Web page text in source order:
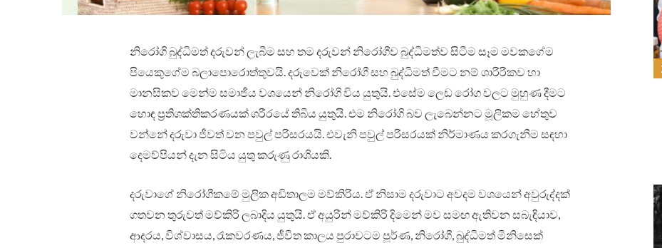
නිරෝගි බුද්ධිමත් දරුවන් ලැබීම සහ තම දරුවන් නිරෝගීව බුද්ධිමත්ව සිටීම සෑම මවකගේම
පියෙකුගේම බලාපොරොත්තුවයි. දරුවෙක් නිරෝගී සහ බුද්ධිමත් වීමට නම් ශාරිරිකව හා
මානසිකව මෙන්ම සමාජීය වශයෙන් නිරෝගි විය යුතුයි. එසේම ලෙඩ රෝග වලට මුහුණ දීමට
හොඳ ප්‍රතිශක්තිකරණයක් ශරීරයේ තිබිය යුතුයි. එම නිරෝගි බව ලැබෙන්නට මූලිකම හේතුව
වන්නේ දරුවා ජීවත් වන පවුල් පරිසරයයි. එවැනි පවුල් පරිසරයක් නිර්මාණය කරගැනීම සඳහා
දෙමව්පියන් දැන සිටිය යුතු කරුණු රාශියකි.
දරුවාගේ නිරෝගීකමේ මුලික අඩිතාලම මව්කිරිය. ඒ නිසාම දරුවාට අවදම වශයෙන් අවුරුද්දක්
ගතවන තුරුවත් මව්කිරි ලබාදිය යුතුයි. ඒ අයුරින් මව්කිරි දිමෙන් මව සමඟ ඇතිවන සබැඳියාව,
ආදරය, විශ්වාසය, රැකවරණය, ජීවිත කාලය පුරාවටම පූර්ණ, නිරෝගී, බුද්ධිමත් මිනිසෙක්